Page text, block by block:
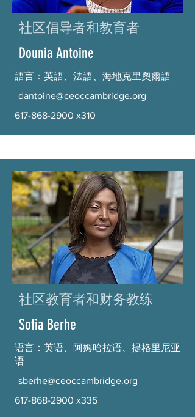
社区倡导者和教育者
Dounia Antoine
語言：英語、法語、海地克里奧爾語
dantoine@ceoccambridge.org
617-868-2900 x310
社区教育者和财务教练
Sofia Berhe
语言：英语、阿姆哈拉语、提格里尼亚
语
sberhe@ceoccambridge.org
617-868-2900 x335